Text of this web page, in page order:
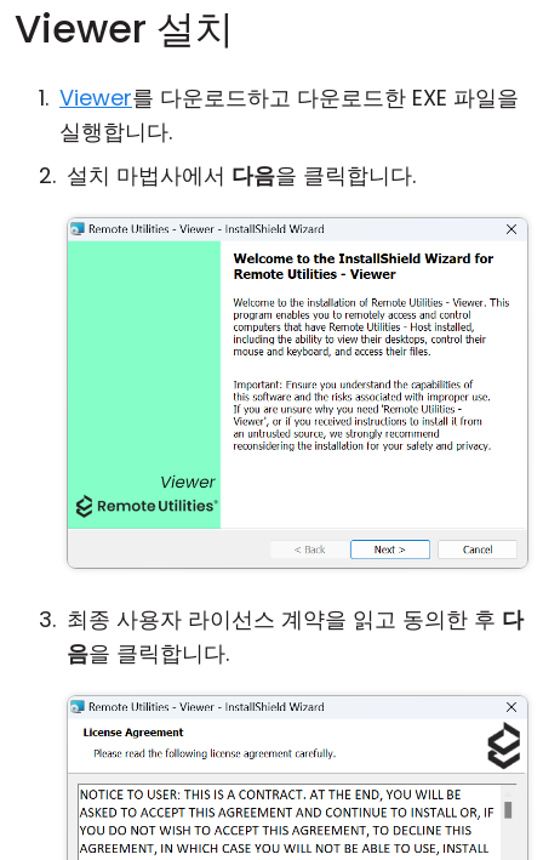
Viewer 설치
Viewer를 다운로드하고 다운로드한 EXE 파일을
실행합니다.
설치 마법사에서 다음을 클릭합니다.
최종 사용자 라이선스 계약을 읽고 동의한 후 다
음을 클릭합니다.